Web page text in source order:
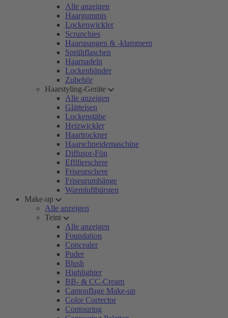
Alle anzeigen
Haargummis
Lockenwickler
Scrunchies
Haarspangen & -klammern
Sprühflaschen
Haarnadeln
Lockenbänder
Zubehör
Haarstyling-Geräte
Alle anzeigen
Glätteisen
Lockenstäbe
Heizwickler
Haartrockner
Haarschneidemaschine
Diffusor-Fön
Effilierschere
Friseurschere
Friseurumhänge
Warmluftbürsten
Make-up
Alle anzeigen
Teint
Alle anzeigen
Foundation
Concealer
Puder
Blush
Highlighter
BB- & CC-Cream
Camouflage Make-up
Color Corrector
Contouring